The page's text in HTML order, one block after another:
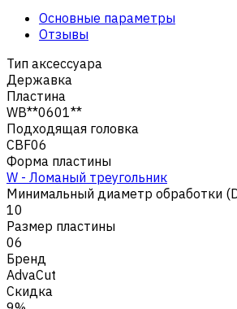
Основные параметры
Отзывы
Тип аксессуара
Державка
Пластина
WB**0601**
Подходящая головка
CBF06
Форма пластины
W - Ломаный треугольник
Минимальный диаметр обработки
10
Размер пластины
06
Бренд
AdvaCut
Скидка